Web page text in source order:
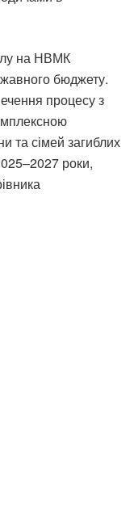
на НВМК
бюджету.
процесу з
та сімей загиблих
роки,